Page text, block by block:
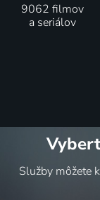
9062 filmov
a seriálov
Služby môžete